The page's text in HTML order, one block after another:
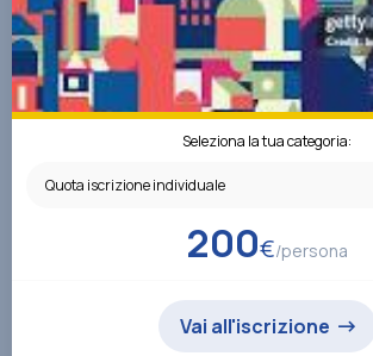
Quesiti
La Società
Seleziona la tua categoria:
200€/persona
Vai all'iscrizione